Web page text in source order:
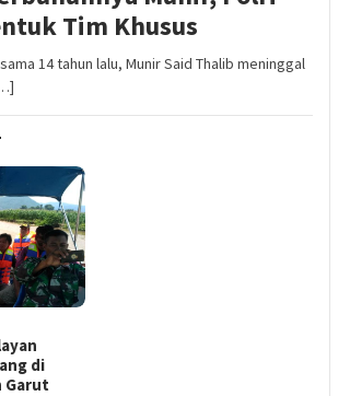
Tim Khusus
14 tahun lalu, Munir Said Thalib meninggal
di
Garut